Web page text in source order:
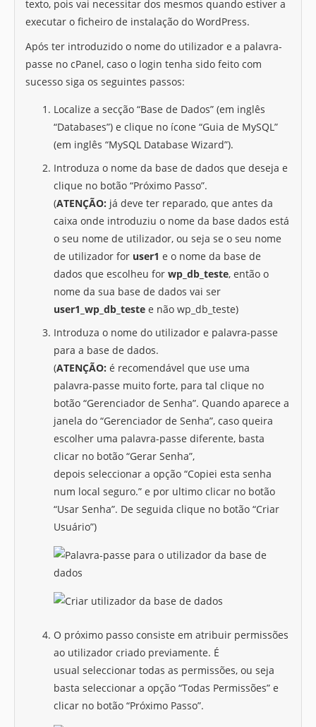
texto, pois vai necessitar dos mesmos quando estiver a
executar o ficheiro de instalação do WordPress.
Após ter introduzido o nome do utilizador e a palavra-
passe no cPanel, caso o login tenha sido feito com
sucesso siga os seguintes passos:
Localize a secção “Base de Dados” (em inglês
“Databases”) e clique no ícone “Guia de MySQL”
(em inglês “MySQL Database Wizard”).
Introduza o nome da base de dados que deseja e
clique no botão “Próximo Passo”.
(ATENÇÃO: já deve ter reparado, que antes da
caixa onde introduziu o nome da base dados está
o seu nome de utilizador, ou seja se o seu nome
de utilizador for user1 e o nome da base de
dados que escolheu for wp_db_teste, então o
nome da sua base de dados vai ser
user1_wp_db_teste e não wp_db_teste)
Introduza o nome do utilizador e palavra-passe
para a base de dados.
(ATENÇÃO: é recomendável que use uma
palavra-passe muito forte, para tal clique no
botão “Gerenciador de Senha”. Quando aparece a
janela do “Gerenciador de Senha”, caso queira
escolher uma palavra-passe diferente, basta
clicar no botão “Gerar Senha”,
depois seleccionar a opção “Copiei esta senha
num local seguro.” e por ultimo clicar no botão
“Usar Senha”. De seguida clique no botão “Criar
Usuário”)
O próximo passo consiste em atribuir permissões
ao utilizador criado previamente. É
usual seleccionar todas as permissões, ou seja
basta seleccionar a opção “Todas Permissões” e
clicar no botão “Próximo Passo”.